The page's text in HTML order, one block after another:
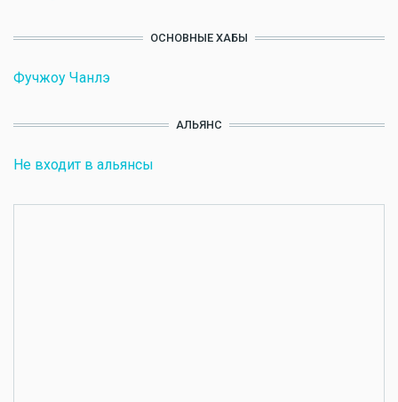
ОСНОВНЫЕ ХАБЫ
Фучжоу Чанлэ
АЛЬЯНС
Не входит в альянсы